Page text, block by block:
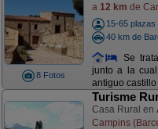
8 Fotos
a 12 km de
15-65 plazas
40 km de
Se
junto a la
antiguo
Turisme
Casa Rural en
Campins